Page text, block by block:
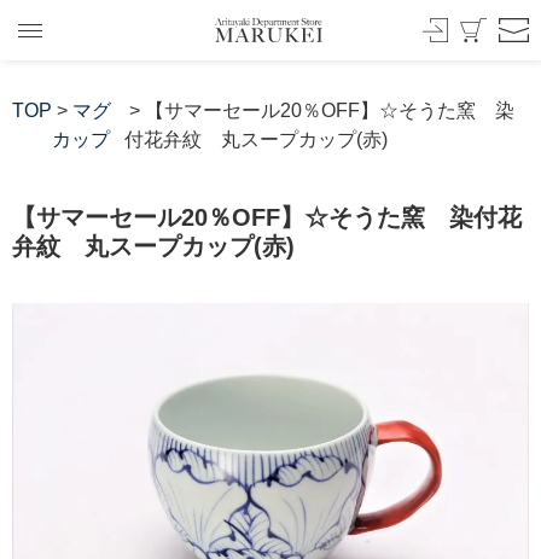
TOP > マグ
カップ
> 【サマーセール20％OFF】☆そうた窯 染
付花弁紋 丸スープカップ(赤)
【サマーセール20％OFF】☆そうた窯 染付花
弁紋 丸スープカップ(赤)